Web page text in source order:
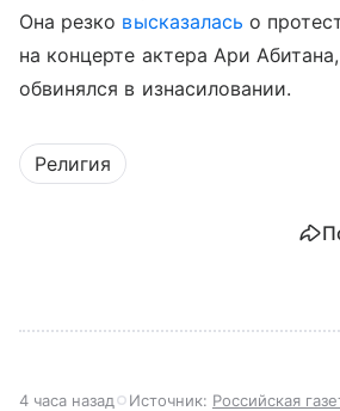
Она резко высказалась о
на концерте актера Ари
обвинялся в изнасиловании.
Религия
4 часа назад Источник: Российская